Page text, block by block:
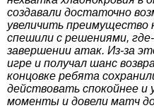
создавали достаточно
увеличить преимущество
спешили с решениями,
завершении атак. Из-за
игре и получал шанс
концовке ребята
действовать спокойнее и
моменты и довели матч